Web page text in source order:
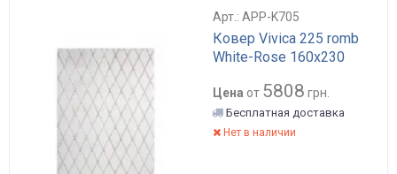
Арт.: APP-K705
Ковер Vivica 225 romb
White-Rose 160х230
Цена от 5808 грн.
Бесплатная доставка
Нет в наличии